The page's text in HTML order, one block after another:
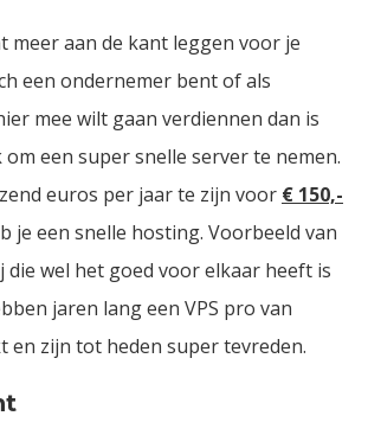
meer aan de kant leggen voor je
een ondernemer bent of als
mee wilt gaan verdiennen dan is
een super snelle server te nemen.
euros per jaar te zijn voor € 150,-
je een snelle hosting. Voorbeeld van
wel het goed voor elkaar heeft is
jaren lang een VPS pro van
en zijn tot heden super tevreden.